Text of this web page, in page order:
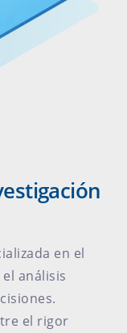
en el
análisis
el rigor